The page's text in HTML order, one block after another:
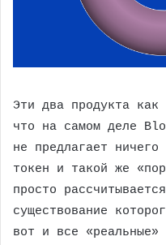
Эти два продукта как
что на самом деле
не предлагает ничего
токен и такой же
просто
существование
вот и все «реальные»